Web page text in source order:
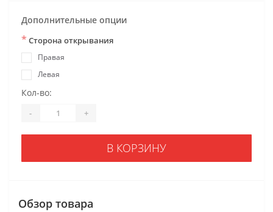
Дополнительные опции
* Сторона открывания
Правая
Левая
Кол-во:
- +
В КОРЗИНУ
Обзор товара